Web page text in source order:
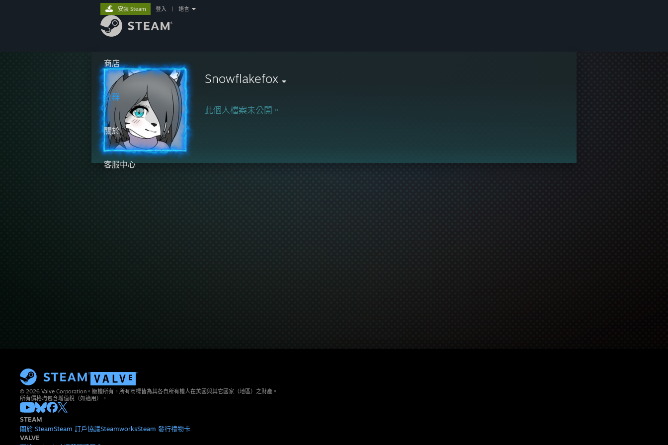
商店
社群
關於
客服中心
安裝 Steam 登入 語言
Snowflakefox
此個人檔案未公開。
© 2026 Valve Corporation。版權所有。所有商標皆為其各自所有權人在美國與其它國家（地區）之財產。
所有價格均包含增值稅（如適用）。
STEAM
關於 SteamSteam 訂戶協議SteamworksSteam 發行禮物卡
VALVE